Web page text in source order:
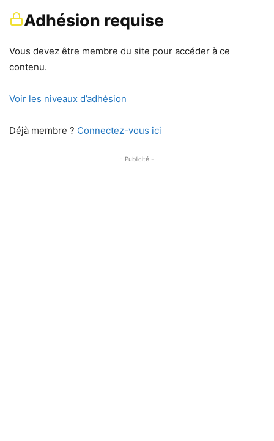
Adhésion requise
Vous devez être membre du site pour accéder à ce
contenu.
Voir les niveaux d’adhésion
Déjà membre ? Connectez-vous ici
- Publicité -